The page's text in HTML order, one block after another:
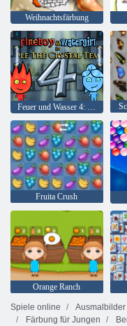
Weihnachtsfärbung
Feuer und Wasser 4: Kristalltempel
Fruita Crush
Orange Ranch
Spiele online
Färbung für Jungen